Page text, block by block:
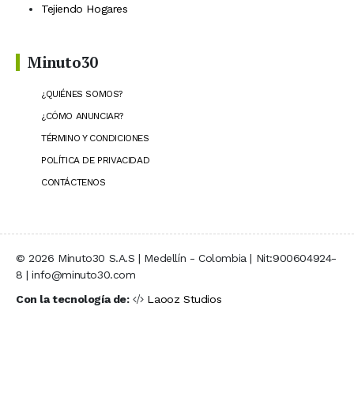
Tejiendo Hogares
Minuto30
¿QUIÉNES SOMOS?
¿CÓMO ANUNCIAR?
TÉRMINO Y CONDICIONES
POLÍTICA DE PRIVACIDAD
CONTÁCTENOS
© 2026 Minuto30 S.A.S | Medellín - Colombia | Nit:900604924-
8 | info@minuto30.com
Con la tecnología de:
Laooz Studios